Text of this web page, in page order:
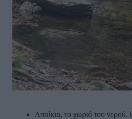
Αποίκια, το χωριό του νερού.